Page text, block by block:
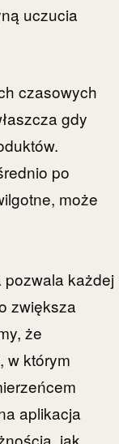
uczucia
czasowych
gdy
po
może
każdej
zwiększa
że
w którym
aplikacja
jak